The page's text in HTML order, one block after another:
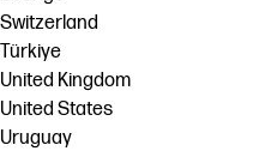
Switzerland
Türkiye
United Kingdom
United States
Uruguay